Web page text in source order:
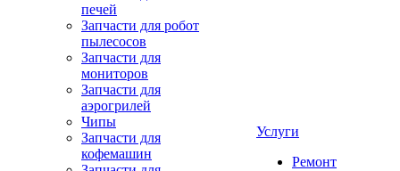
печей
Запчасти для робот
пылесосов
Запчасти для
мониторов
Запчасти для
аэрогрилей
Чипы
Запчасти для
кофемашин
Услуги
Ремонт